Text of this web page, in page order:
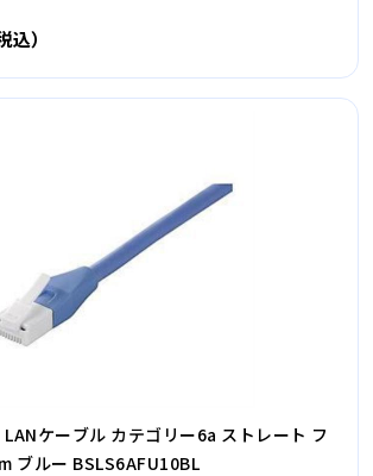
込）
ケーブル カテゴリー6a ストレート フ
ブルー BSLS6AFU10BL